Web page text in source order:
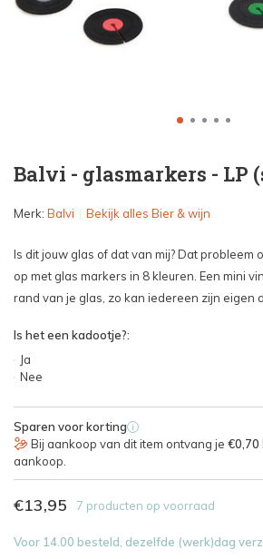
Balvi - glasmarkers - LP
Merk: Balvi Bekijk alles Bier & wijn
Is dit jouw glas of dat van mij? Dat probleem
op met glas markers in 8 kleuren. Een mini
rand van je glas, zo kan iedereen zijn eigen
Is het een kadootje?:
Ja
Nee
Sparen voor korting i
Bij aankoop van dit item ontvang je €0,70
aankoop.
€13,95 7 producten op voorraad
Voor 14.00 besteld, dezelfde (werk)dag